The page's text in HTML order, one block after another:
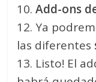
10.Add-ons
12. Ya
las diferentes
13. Listo! El